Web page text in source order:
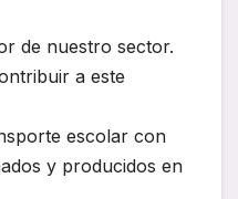
de nuestro sector.
a este
escolar con
y producidos en